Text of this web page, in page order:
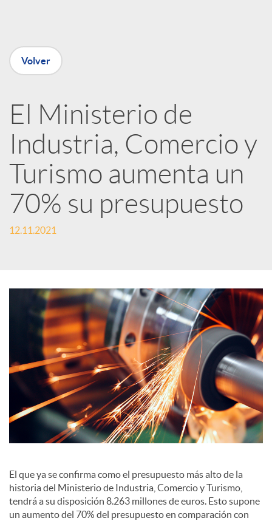
n
R
e
d
e
S
c
i
l
Volver
El Ministerio de
Industria, Comercio y
Turismo aumenta un
70% su presupuesto
12.11.2021
El que ya se confirma como el presupuesto más alto de la
historia del Ministerio de Industria, Comercio y Turismo,
tendrá a su disposición 8.263 millones de euros. Esto supone
un aumento del 70% del presupuesto en comparación con